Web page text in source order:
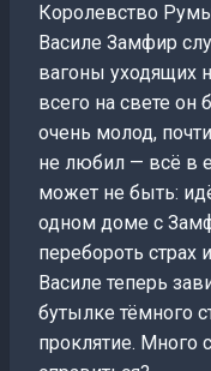
Королевство
Василе Замфир
вагоны уходящих
всего на свете он
очень молод,
не любил — всё в
может не быть:
одном доме с
перебороть страх
Василе теперь
бутылке тёмного
проклятие. Много